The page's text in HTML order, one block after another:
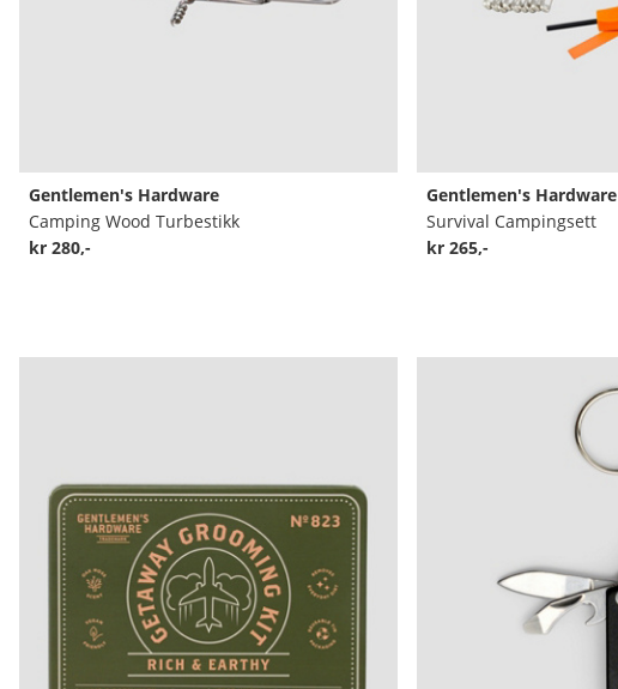
Gentlemen's Hardware
Camping Wood Turbestikk
kr 280,-
Gentlemen's Hardware
Survival Campingsett
kr 265,-